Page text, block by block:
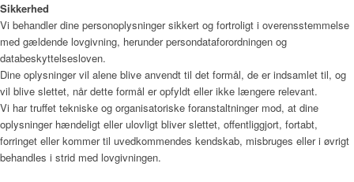
Sikkerhed
Vi behandler dine personoplysninger sikkert og fortroligt i overensstemmelse
med gældende lovgivning, herunder persondataforordningen og
databeskyttelsesloven.
Dine oplysninger vil alene blive anvendt til det formål, de er indsamlet til, og
vil blive slettet, når dette formål er opfyldt eller ikke længere relevant.
Vi har truffet tekniske og organisatoriske foranstaltninger mod, at dine
oplysninger hændeligt eller ulovligt bliver slettet, offentliggjort, fortabt,
forringet eller kommer til uvedkommendes kendskab, misbruges eller i øvrigt
behandles i strid med lovgivningen.